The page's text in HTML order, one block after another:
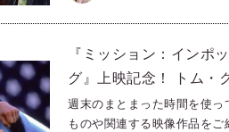
すめをピックアップ！ 今回
ーンが素敵な映画”3選を、
『ミッション：インポ
グ』上映記念！ トム・
ラン #33】
週末のまとまった時間を使
ものや関連する映像作品を